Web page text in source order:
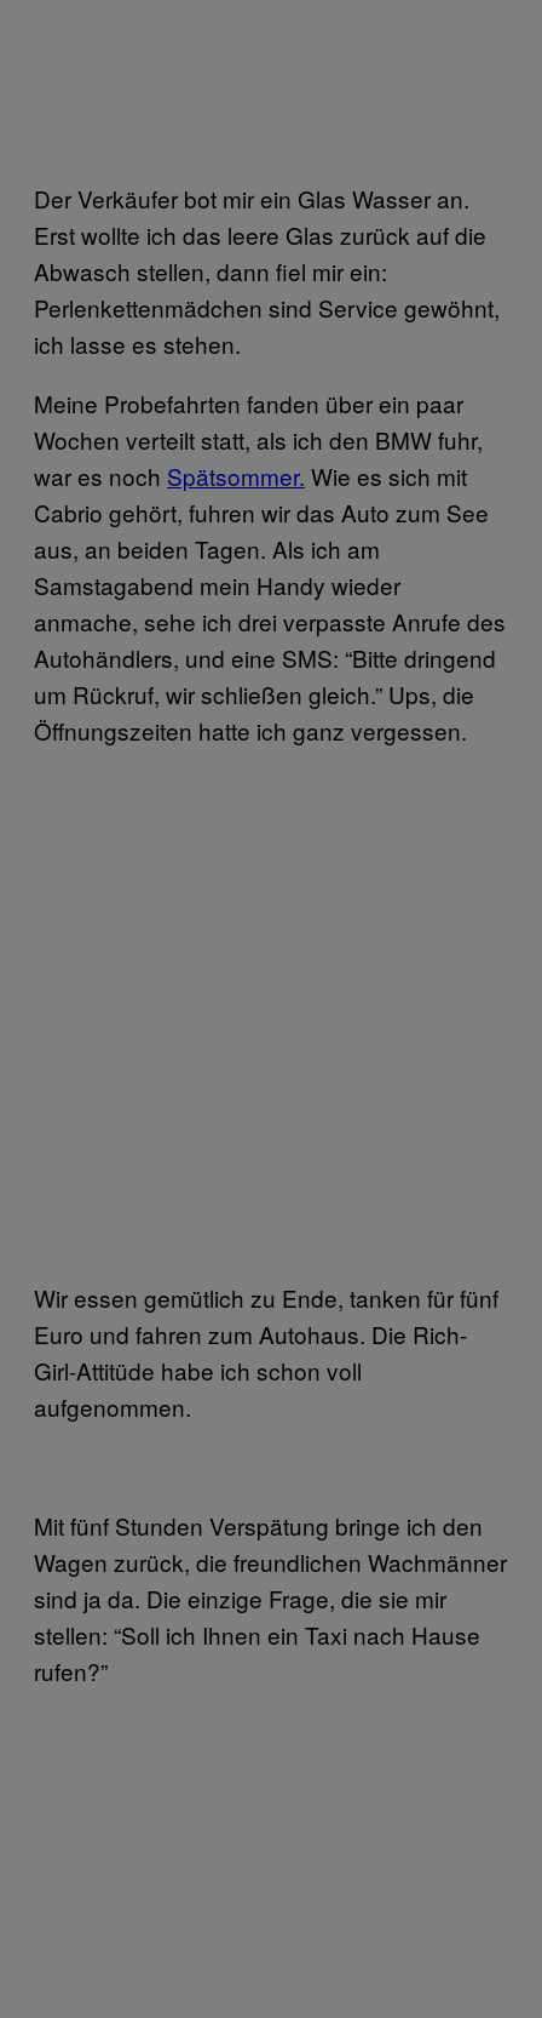
Der Verkäufer bot mir ein Glas Wasser an.
Erst wollte ich das leere Glas zurück auf die
Abwasch stellen, dann fiel mir ein:
Perlenkettenmädchen sind Service gewöhnt,
ich lasse es stehen.
Meine Probefahrten fanden über ein paar
Wochen verteilt statt, als ich den BMW fuhr,
war es noch Spätsommer. Wie es sich mit
Cabrio gehört, fuhren wir das Auto zum See
aus, an beiden Tagen. Als ich am
Samstagabend mein Handy wieder
anmache, sehe ich drei verpasste Anrufe des
Autohändlers, und eine SMS: “Bitte dringend
um Rückruf, wir schließen gleich.” Ups, die
Öffnungszeiten hatte ich ganz vergessen.
Wir essen gemütlich zu Ende, tanken für fünf
Euro und fahren zum Autohaus. Die Rich-
Girl-Attitüde habe ich schon voll
aufgenommen.
Mit fünf Stunden Verspätung bringe ich den
Wagen zurück, die freundlichen Wachmänner
sind ja da. Die einzige Frage, die sie mir
stellen: “Soll ich Ihnen ein Taxi nach Hause
rufen?”